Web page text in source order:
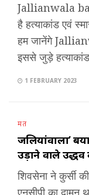
Jallianwala
है हत्याकांड एवं
हम जानेंगे
इससे जुड़े हत्याकांड
1 FEBRUARY 2023
मत
जलियांवाला’
उड़ाने वाले उद्धव
शिवसेना ने कुर्सी
एनसीपी का दामन